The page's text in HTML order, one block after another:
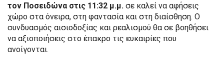
τον Ποσειδώνα στις 11:32 μ.μ. σε καλεί να αφήσεις
χώρο στα όνειρα, στη φαντασία και στη διαίσθηση. Ο
συνδυασμός αισιοδοξίας και ρεαλισμού θα σε βοηθήσει
να αξιοποιήσεις στο έπακρο τις ευκαιρίες που
ανοίγονται.